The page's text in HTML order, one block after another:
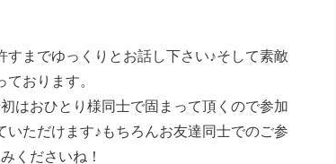
までゆっくりとお話し下さい♪そして素敵
おります。
はおひとり様同士で固まって頂くので参加
ただけます♪もちろんお友達同士でのご参
くださいね！